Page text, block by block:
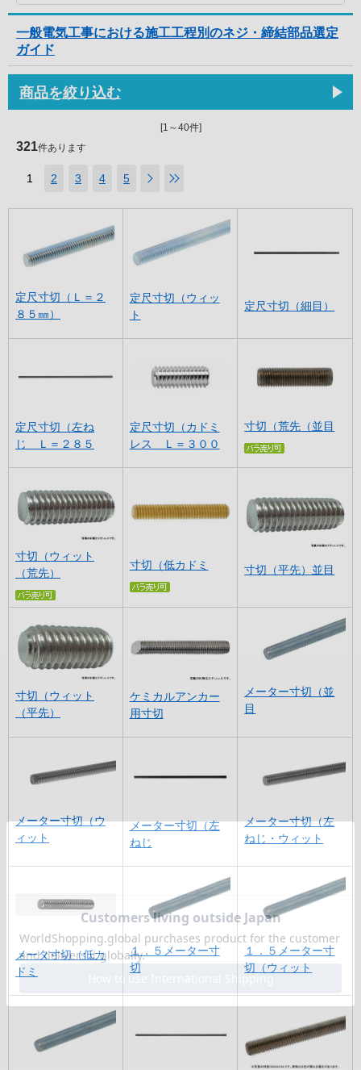
一般電気工事における施工工程別のネジ・締結部品選定
ガイド
商品を絞り込む
[1～40件]
321件あります
1 2 3 4 5
定尺寸切（Ｌ＝２
８５㎜）
定尺寸切（ウィッ
ト
定尺寸切（細目）
定尺寸切（左ね
じ Ｌ＝２８５
定尺寸切（カドミ
レス Ｌ＝３００
寸切（荒先（並目
寸切（ウィット
（荒先）
寸切（低カドミ 寸切（平先）並目
寸切（ウィット
（平先）
ケミカルアンカー
用寸切
メーター寸切（並
目
メーター寸切（ウ
ィット
メーター寸切（左
ねじ
メーター寸切（左
ねじ・ウィット
メータ寸切（低カ
ドミ
１．５メーター寸
切
１．５メーター寸
切（ウィット